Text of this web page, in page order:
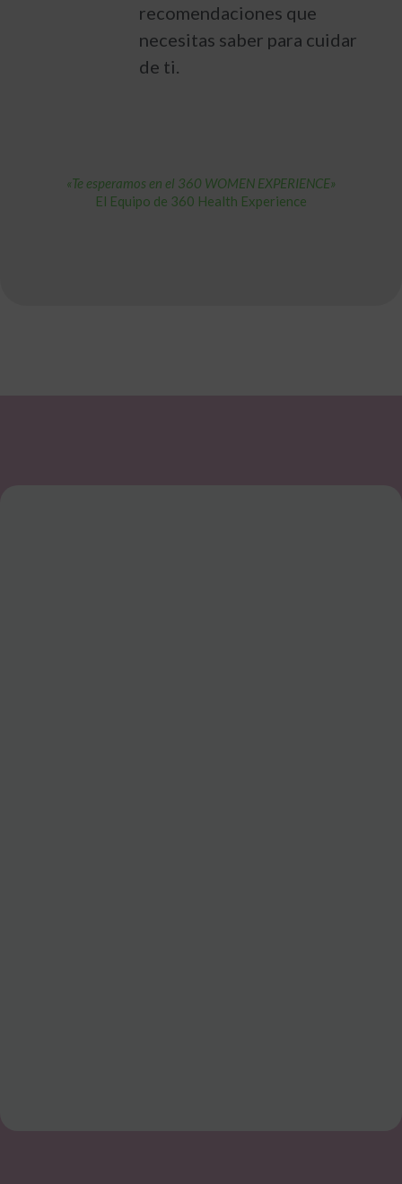
recomendaciones que
necesitas saber para cuidar
de ti.
«Te esperamos en el 360 WOMEN EXPERIENCE»
El Equipo de 360 Health Experience